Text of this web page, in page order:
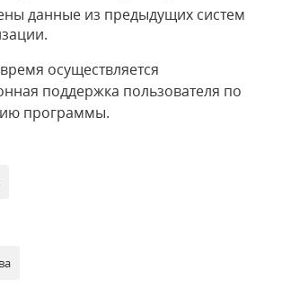
данные из предыдущих систем
осуществляется
поддержка пользователя по
программы.